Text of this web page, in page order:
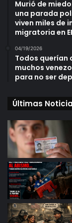
Murió de
una parada
viven miles de
migratoria en
04/19/2026
Todos querían
muchos
para no ser
Últimas